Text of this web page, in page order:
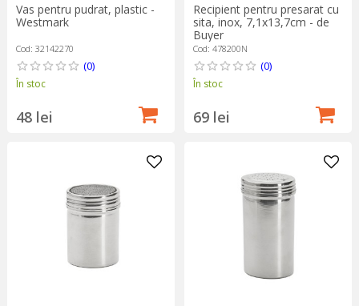
Vas pentru pudrat, plastic -
Westmark
Cod: 32142270
(0)
În stoc
48 lei
Recipient pentru presarat cu
sita, inox, 7,1x13,7cm - de
Buyer
Cod: 478200N
(0)
În stoc
69 lei